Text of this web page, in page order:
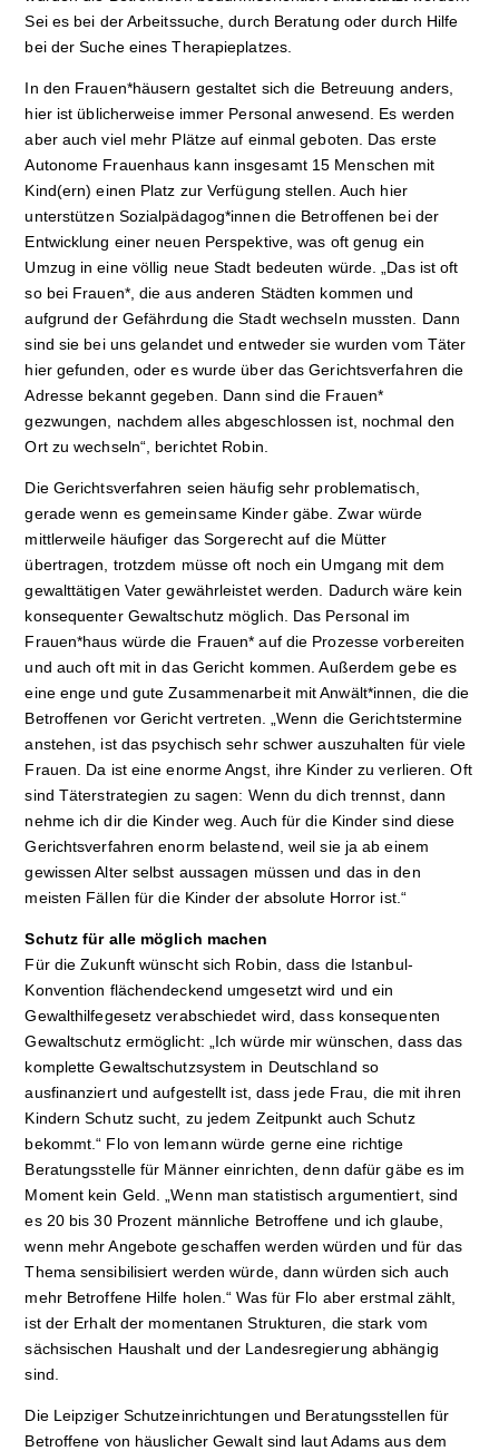
Sei es bei der Arbeitssuche, durch Beratung oder durch Hilfe
bei der Suche eines Therapieplatzes.
In den Frauen*häusern gestaltet sich die Betreuung anders,
hier ist üblicherweise immer Personal anwesend. Es werden
aber auch viel mehr Plätze auf einmal geboten. Das erste
Autonome Frauenhaus kann insgesamt 15 Menschen mit
Kind(ern) einen Platz zur Verfügung stellen. Auch hier
unterstützen Sozialpädagog*innen die Betroffenen bei der
Entwicklung einer neuen Perspektive, was oft genug ein
Umzug in eine völlig neue Stadt bedeuten würde. „Das ist oft
so bei Frauen*, die aus anderen Städten kommen und
aufgrund der Gefährdung die Stadt wechseln mussten. Dann
sind sie bei uns gelandet und entweder sie wurden vom Täter
hier gefunden, oder es wurde über das Gerichtsverfahren die
Adresse bekannt gegeben. Dann sind die Frauen*
gezwungen, nachdem alles abgeschlossen ist, nochmal den
Ort zu wechseln“, berichtet Robin.
Die Gerichtsverfahren seien häufig sehr problematisch,
gerade wenn es gemeinsame Kinder gäbe. Zwar würde
mittlerweile häufiger das Sorgerecht auf die Mütter
übertragen, trotzdem müsse oft noch ein Umgang mit dem
gewalttätigen Vater gewährleistet werden. Dadurch wäre kein
konsequenter Gewaltschutz möglich. Das Personal im
Frauen*haus würde die Frauen* auf die Prozesse vorbereiten
und auch oft mit in das Gericht kommen. Außerdem gebe es
eine enge und gute Zusammenarbeit mit Anwält*innen, die die
Betroffenen vor Gericht vertreten. „Wenn die Gerichtstermine
anstehen, ist das psychisch sehr schwer auszuhalten für viele
Frauen. Da ist eine enorme Angst, ihre Kinder zu verlieren. Oft
sind Täterstrategien zu sagen: Wenn du dich trennst, dann
nehme ich dir die Kinder weg. Auch für die Kinder sind diese
Gerichtsverfahren enorm belastend, weil sie ja ab einem
gewissen Alter selbst aussagen müssen und das in den
meisten Fällen für die Kinder der absolute Horror ist.“
Schutz für alle möglich machen
Für die Zukunft wünscht sich Robin, dass die Istanbul-
Konvention flächendeckend umgesetzt wird und ein
Gewalthilfegesetz verabschiedet wird, dass konsequenten
Gewaltschutz ermöglicht: „Ich würde mir wünschen, dass das
komplette Gewaltschutzsystem in Deutschland so
ausfinanziert und aufgestellt ist, dass jede Frau, die mit ihren
Kindern Schutz sucht, zu jedem Zeitpunkt auch Schutz
bekommt.“ Flo von lemann würde gerne eine richtige
Beratungsstelle für Männer einrichten, denn dafür gäbe es im
Moment kein Geld. „Wenn man statistisch argumentiert, sind
es 20 bis 30 Prozent männliche Betroffene und ich glaube,
wenn mehr Angebote geschaffen werden würden und für das
Thema sensibilisiert werden würde, dann würden sich auch
mehr Betroffene Hilfe holen.“ Was für Flo aber erstmal zählt,
ist der Erhalt der momentanen Strukturen, die stark vom
sächsischen Haushalt und der Landesregierung abhängig
sind.
Die Leipziger Schutzeinrichtungen und Beratungsstellen für
Betroffene von häuslicher Gewalt sind laut Adams aus dem